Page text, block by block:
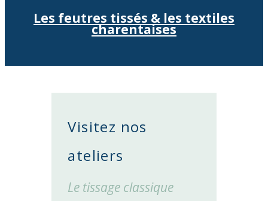
Les feutres tissés & les textiles
charentaises
Visitez nos
ateliers
Le tissage classique